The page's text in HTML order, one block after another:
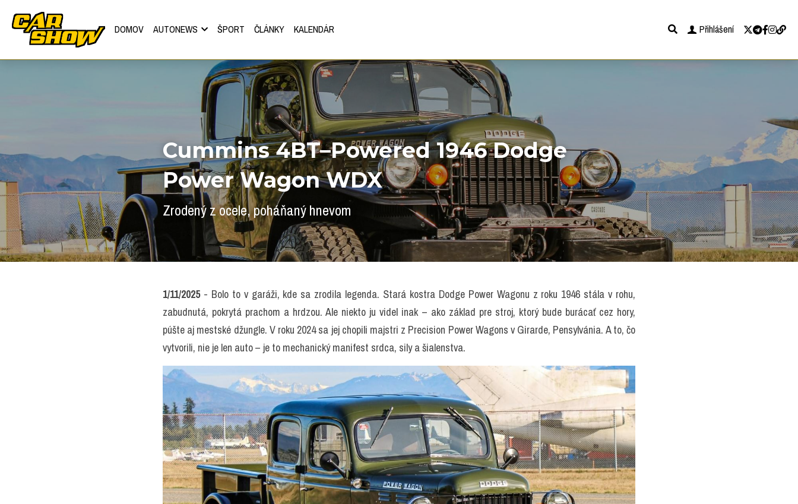
DOMOV AUTONEWS ŠPORT ČLÁNKY KALENDÁR Přihlášení
Cummins 4BT–Powered 1946 Dodge
Power Wagon WDX
Zrodený z ocele, poháňaný hnevom
1/11/2025 - Bolo to v garáži, kde sa zrodila legenda. Stará kostra Dodge Power Wagonu z roku 1946 stála v rohu,
zabudnutá, pokrytá prachom a hrdzou. Ale niekto ju videl inak – ako základ pre stroj, ktorý bude burácať cez hory,
púšte aj mestské džungle. V roku 2024 sa jej chopili majstri z Precision Power Wagons v Girarde, Pensylvánia. A to, čo
vytvorili, nie je len auto – je to mechanický manifest srdca, sily a šialenstva.